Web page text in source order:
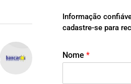
Informação
cadastre-se para
Nome *